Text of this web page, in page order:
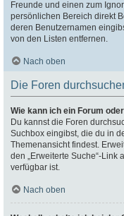
Freunde und einen zum
persönlichen Bereich direkt
deren Benutzernamen
von den Listen entfernen.
Nach oben
Die Foren
Wie kann ich ein Forum
Du kannst die Foren
Suchbox eingibst, die du in
Themenansicht findest.
den „Erweiterte Suche“-Link
verfügbar ist.
Nach oben